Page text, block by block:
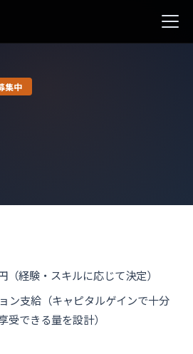
集中
（経験・スキルに応じて決定）
ン支給（キャピタルゲインで十分
受できる量を設計）